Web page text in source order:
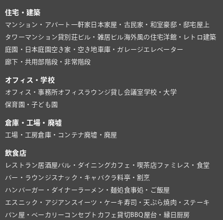
住宅・建築
マンション・アパート 一軒家 日本家屋・古民家・和室豪邸・邸宅屋上
タワーマンション貸別荘ビル・雑居ビル海外風の住宅洋館・レトロ建築
庭園・日本庭園 空き家・空き地 車庫・ガレージ エレベーター
廊下・共用部 階段・非常階段
オフィス・学校
オフィス・事務所オフィスラウンジ貸し会議室学校・大学
保育園・子ども園
倉庫・工場・廃墟
工場・工房倉庫・コンテナ廃墟・廃屋
飲食店
レストラン居酒屋バル・ダイニングカフェ・喫茶店ファミレス・食堂
バー・ラウンジ スナック・キャバクラ料亭・割烹
ハンバーガー・ダイナーラーメン・麺処食事処・ご飯屋
エスニック・アジアン スイーツ・ケーキ寿司・天ぷら焼肉・ステーキ
パン屋・ベーカリー コンセプトカフェ貸切BBQ 屋台・縁日 厨房